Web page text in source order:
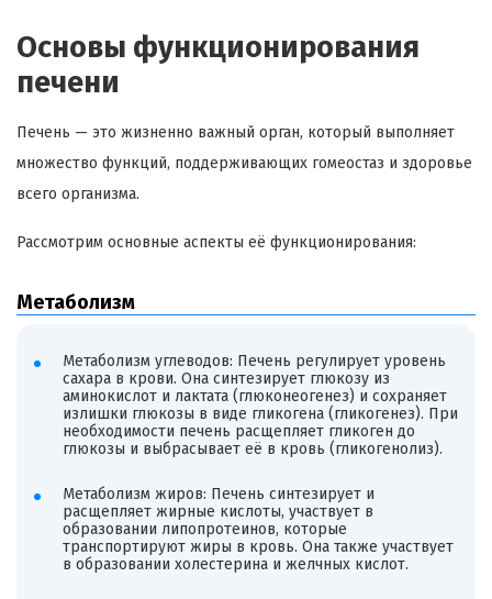
Основы функционирования
печени
Печень — это жизненно важный орган, который выполняет
множество функций, поддерживающих гомеостаз и здоровье
всего организма.
Рассмотрим основные аспекты её функционирования:
Метаболизм
Метаболизм углеводов: Печень регулирует уровень
сахара в крови. Она синтезирует глюкозу из
аминокислот и лактата (глюконеогенез) и сохраняет
излишки глюкозы в виде гликогена (гликогенез). При
необходимости печень расщепляет гликоген до
глюкозы и выбрасывает её в кровь (гликогенолиз).
Метаболизм жиров: Печень синтезирует и
расщепляет жирные кислоты, участвует в
образовании липопротеинов, которые
транспортируют жиры в кровь. Она также участвует
в образовании холестерина и желчных кислот.